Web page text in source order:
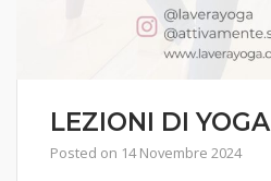
LEZIONI DI YOGA
Posted on 14 Novembre 2024